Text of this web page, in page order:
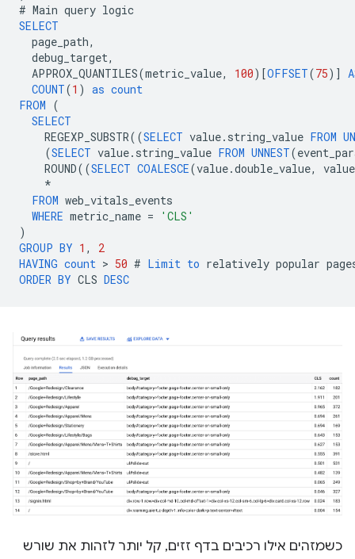
# Main query logic
SELECT
page_path,
debug_target,
APPROX_QUANTILES(metric_value, 100)[OFFSET(75)]
COUNT(1 ) as count
FROM (
SELECT
REGEXP_SUBSTR((SELECT value. string_value FROM
(SELECT value. string_value FROM UNNEST(
ROUND((SELECT COALESCE(value.double_value,
value
*
FROM web_vitals_events
WHERE metric_name =
'CLS'
)
GROUP BY 1 ,
2
HAVING count > 50 # Limit to relatively popular
ORDER BY CLS DESC
כשמזהים אילו רכיבים בדף זזים, קל יותר לזהות את שורש